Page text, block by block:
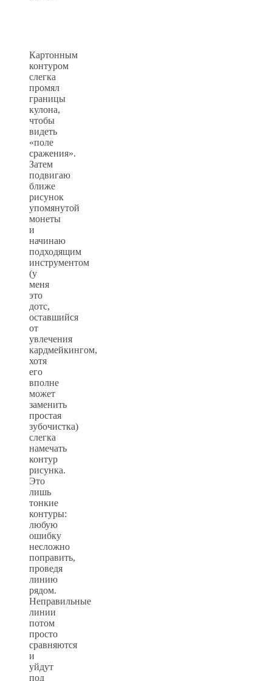
Картонным
контуром
слегка
промял
границы
кулона,
чтобы
видеть
«поле
сражения».
Затем
подвигаю
ближе
рисунок
упомянутой
монеты
и
начинаю
подходящим
инструментом
(у
меня
это
дотс,
оставшийся
от
увлечения
кардмейкингом,
хотя
его
вполне
может
заменить
простая
зубочистка)
слегка
намечать
контур
рисунка.
Это
лишь
тонкие
контуры:
любую
ошибку
несложно
поправить,
проведя
линию
рядом.
Неправильные
линии
потом
просто
сравняются
и
уйдут
под